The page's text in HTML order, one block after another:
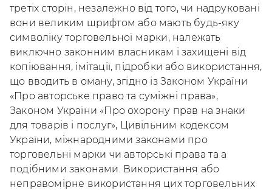
третіх сторін, незалежно від того, чи надруковані
вони великим шрифтом або мають будь-яку
символіку торговельної марки, належать
виключно законним власникам і захищені від
копіювання, імітації, підробки або використання,
що вводить в оману, згідно із Законом України
«Про авторське право та суміжні права»,
Законом України «Про охорону прав на знаки
для товарів і послуг», Цивільним кодексом
України, міжнародними законами про
торговельні марки чи авторські права та а
подібними законами. Використання або
неправомірне використання цих торговельних